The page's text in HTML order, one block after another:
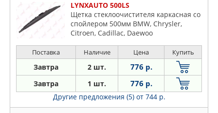
LYNXAUTO 500LS
Щетка стеклоочистителя каркасная со
спойлером 500мм BMW, Chrysler,
Citroen, Cadillac, Daewoo
Поставка Наличие Цена Купить
Завтра 2 шт. 776 р.
Завтра 1 шт. 776 р.
Другие предложения (5) от 744 р.